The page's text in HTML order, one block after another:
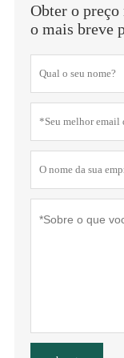
Obter o preço
o mais breve